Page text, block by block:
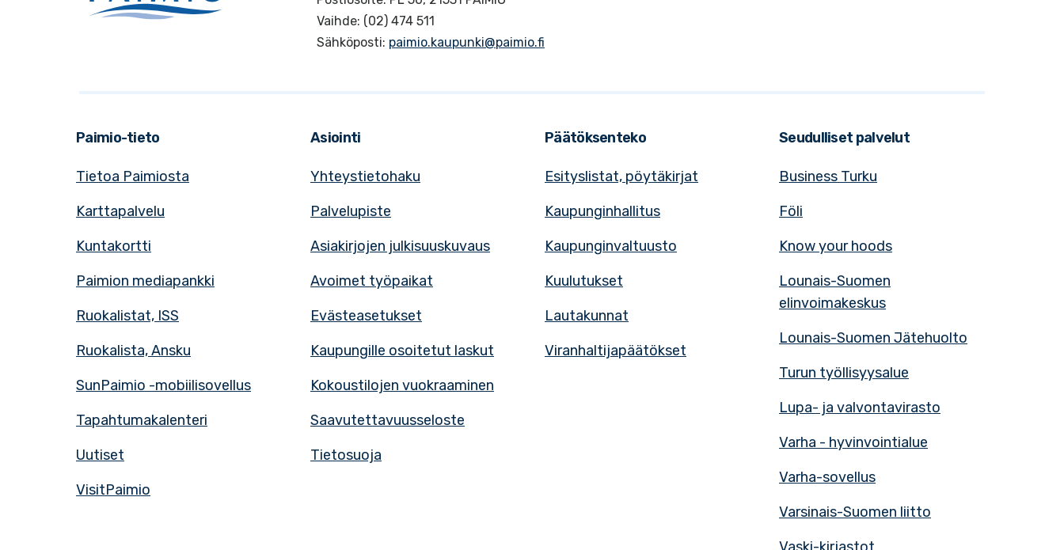
Vaihde: (02) 474 511
Sähköposti: paimio.kaupunki@paimio.fi
Paimio-tieto
Tietoa Paimiosta
Karttapalvelu
Kuntakortti
Paimion mediapankki
Ruokalistat, ISS
Ruokalista, Ansku
SunPaimio -mobiilisovellus
Tapahtumakalenteri
Uutiset
VisitPaimio
Asiointi
Yhteystietohaku
Palvelupiste
Asiakirjojen julkisuuskuvaus
Avoimet työpaikat
Evästeasetukset
Kaupungille osoitetut laskut
Kokoustilojen vuokraaminen
Saavutettavuusseloste
Tietosuoja
Päätöksenteko
Esityslistat, pöytäkirjat
Kaupunginhallitus
Kaupunginvaltuusto
Kuulutukset
Lautakunnat
Viranhaltijapäätökset
Seudulliset palvelut
Business Turku
Föli
Know your hoods
Lounais-Suomen
elinvoimakeskus
Lounais-Suomen Jätehuolto
Turun työllisyysalue
Lupa- ja valvontavirasto
Varha - hyvinvointialue
Varha-sovellus
Varsinais-Suomen liitto